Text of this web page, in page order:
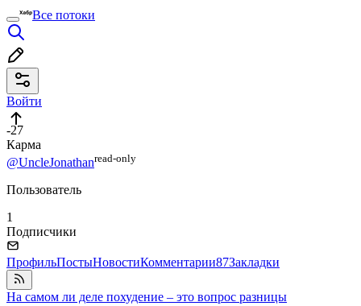
Все потоки
Войти
-27
Карма
@UncleJonathanread⁠-⁠only
Пользователь
1
Подписчики
ПрофильПостыНовостиКомментарии87Закладки
На самом ли деле похудение – это вопрос разницы